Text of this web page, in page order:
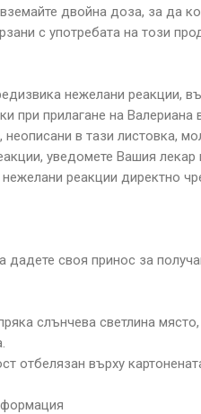
двойна доза, за да
с употребата на този
нежелани реакции,
при прилагане на
в тази листовка,
уведомете Вашия
реакции директно
своя принос за
слънчева светлина
отбелязан върху